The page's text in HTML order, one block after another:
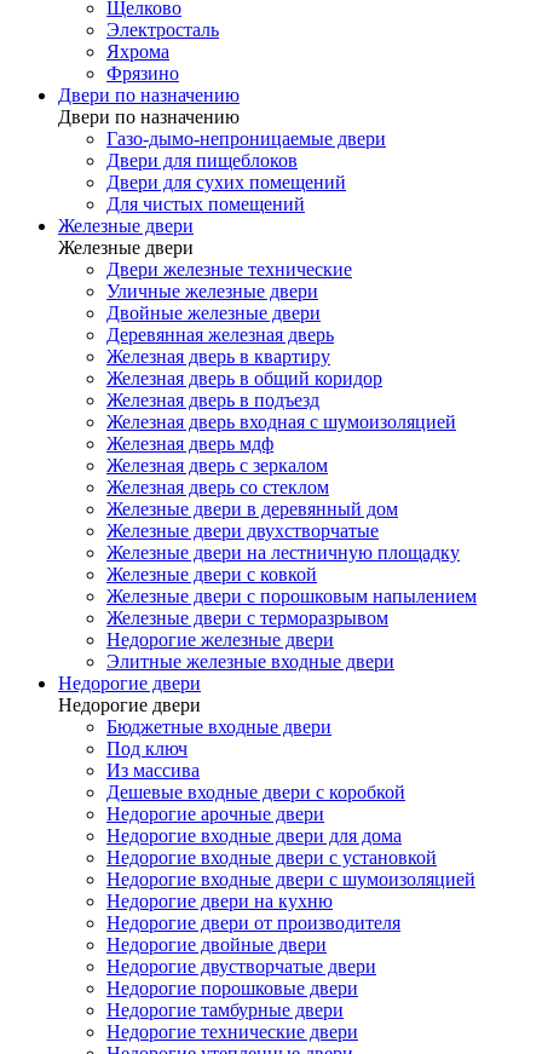
Щелково
Электросталь
Яхрома
Фрязино
Двери по назначению
Двери по назначению
Газо-дымо-непроницаемые двери
Двери для пищеблоков
Двери для сухих помещений
Для чистых помещений
Железные двери
Железные двери
Двери железные технические
Уличные железные двери
Двойные железные двери
Деревянная железная дверь
Железная дверь в квартиру
Железная дверь в общий коридор
Железная дверь в подъезд
Железная дверь входная с шумоизоляцией
Железная дверь мдф
Железная дверь с зеркалом
Железная дверь со стеклом
Железные двери в деревянный дом
Железные двери двухстворчатые
Железные двери на лестничную площадку
Железные двери с ковкой
Железные двери с порошковым напылением
Железные двери с терморазрывом
Недорогие железные двери
Элитные железные входные двери
Недорогие двери
Недорогие двери
Бюджетные входные двери
Под ключ
Из массива
Дешевые входные двери с коробкой
Недорогие арочные двери
Недорогие входные двери для дома
Недорогие входные двери с установкой
Недорогие входные двери с шумоизоляцией
Недорогие двери на кухню
Недорогие двери от производителя
Недорогие двойные двери
Недорогие двустворчатые двери
Недорогие порошковые двери
Недорогие тамбурные двери
Недорогие технические двери